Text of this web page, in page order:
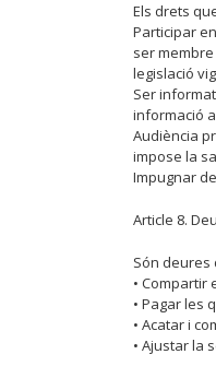
Els drets
Participar
ser
legislació
Ser
informació
Audiència
impose la
Impugnar
Article 8.
Són deures
• Compartir
• Pagar les
• Acatar i
• Ajustar la